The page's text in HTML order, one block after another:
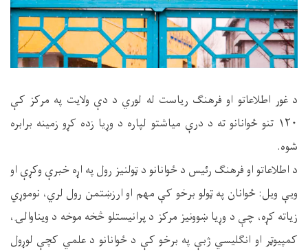
د غور اطلاعاتو او فرهنګ ریاست له لوري د دې ولایت په مرکز کې
۱۲۰ تنو ځوانانو ته د درې میاشتو لپاره د وړیا زده کړو زمینه برابره
شوه.
د اطلاعاتو او فرهنګ رئیس د ځوانانو د ټولنیز رول په اړه خبرې وکړې او
ویې ویل: ځوانان په ټولو برخو کې مهم او ارزښتمن رول لري، نوموړي
زیاته کړه، چې د وړیا ښوونیز مرکز د پرانیستلو څخه موخه د ویناوالۍ،
کمپیوټر او انګلیسي ژبې په برخو کې د ځوانانو د علمي کچې لوړول